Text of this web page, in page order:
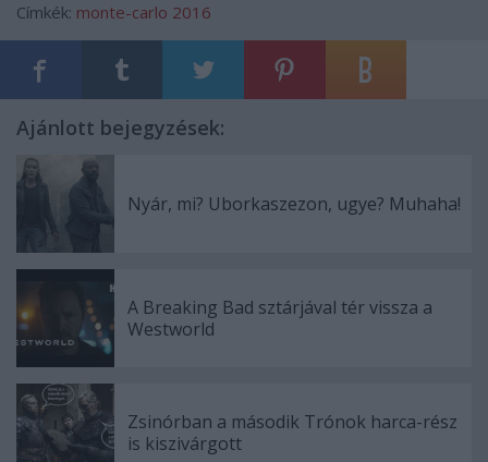
Címkék: monte-carlo 2016
Ajánlott bejegyzések:
Nyár, mi? Uborkaszezon, ugye? Muhaha!
A Breaking Bad sztárjával tér vissza a
Westworld
Zsinórban a második Trónok harca-rész
is kiszivárgott